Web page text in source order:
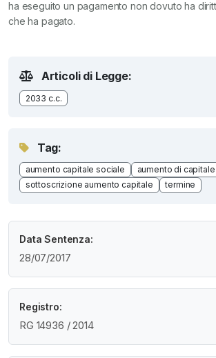
ha eseguito un pagamento non dovuto ha
che ha pagato.
Articoli di Legge:
2033 c.c.
Tag:
aumento capitale sociale
aumento di
sottoscrizione aumento capitale
termine
Data Sentenza:
28/07/2017
Registro:
RG 14936 / 2014